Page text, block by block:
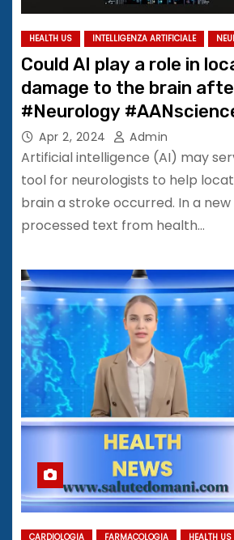
HEALTH US INTELLIGENZA ARTIFICIALE
Could AI play a role in
damage to the brain
#Neurology
Apr 2, 2024 Admin
Artificial intelligence (AI) may
tool for neurologists to help
brain a stroke occurred. In a new
processed text from health…
CARDIOLOGIA FARMACOLOGIA HEALTH US